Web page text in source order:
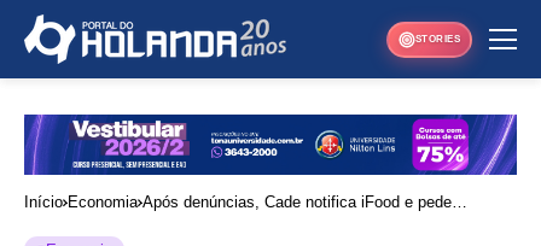
STORIES
Início Economia Após denúncias, Cade notifica iFood e pede